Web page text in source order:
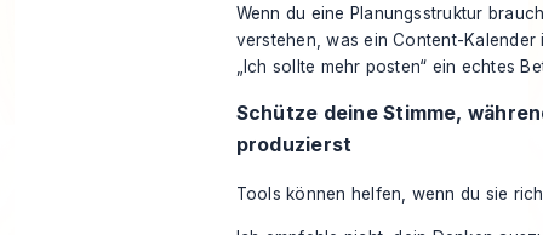
Wenn du eine Planungsstruktur
verstehen,was ein Content-Kalender
„Ich sollte mehr posten“ ein echtes
Schütze deine Stimme,
produzierst
Tools können helfen, wenn du sie